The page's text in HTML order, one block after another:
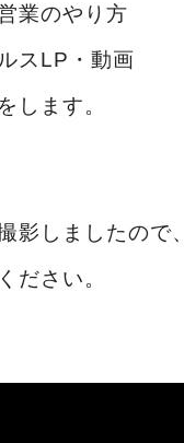
業のやり方
スLP・動画
します。
影しましたので、
ださい。